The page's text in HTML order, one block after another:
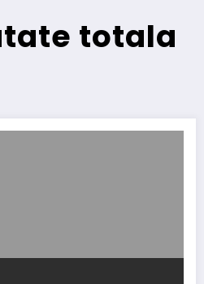
totala